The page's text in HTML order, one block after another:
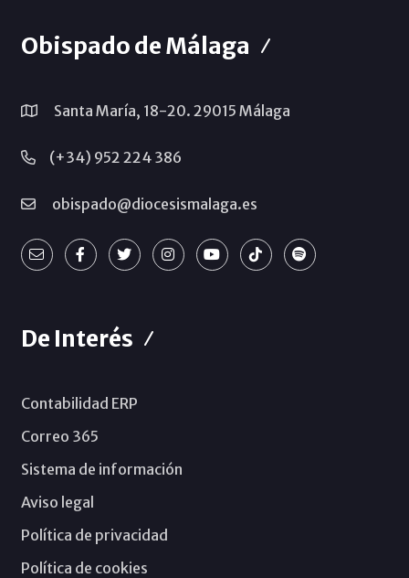
Obispado de Málaga
Santa María, 18-20. 29015 Málaga
(+34) 952 224 386
obispado@diocesismalaga.es
De Interés
Contabilidad ERP
Correo 365
Sistema de información
Aviso legal
Política de privacidad
Política de cookies